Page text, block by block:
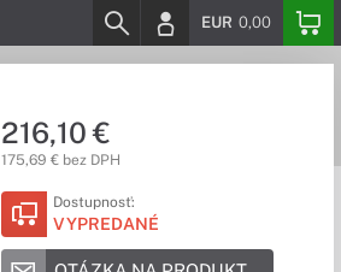
EUR 0,00
216,10 €
175,69 € bez DPH
Dostupnosť:
VYPREDANÉ